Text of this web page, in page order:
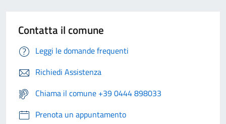
Contatta il comune
Leggi le domande frequenti
Richiedi Assistenza
Chiama il comune +39 0444 898033
Prenota un appuntamento